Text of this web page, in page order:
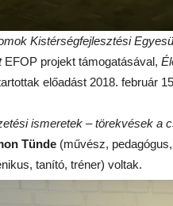
Kistérségfejlesztési
EFOP projekt támogatásával,
előadást 2018. február
ismeretek – törekvések a
Tünde (művész,
tanító, tréner) voltak.